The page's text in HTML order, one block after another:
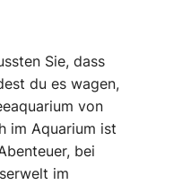
Sie, dass
du es wagen,
von
im Aquarium ist
bei
im